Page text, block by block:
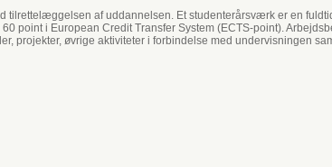
af uddannelsen. Et studenterårsværk er en
point i European Credit Transfer System (ECTS-point).
projekter, øvrige aktiviteter i forbindelse med undervisningen